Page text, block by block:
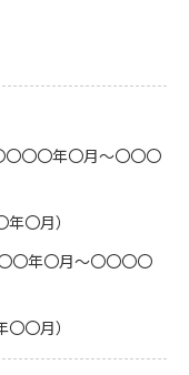
〇〇年〇月～〇〇〇
〇月）
〇年〇月～〇〇〇〇
〇月）